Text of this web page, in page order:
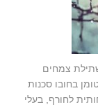
צמחים
בחובו סכנות
לחורף, בעלי